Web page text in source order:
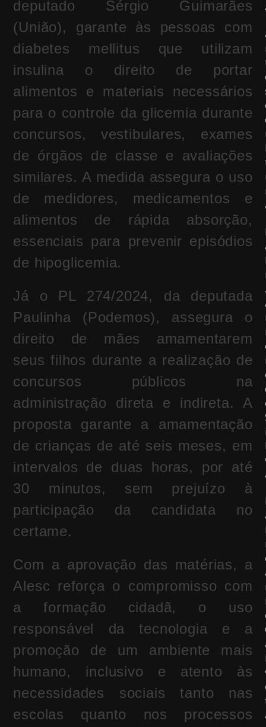
deputado Sérgio Guimarães
(União), garante às pessoas com
diabetes mellitus que utilizam
insulina o direito de portar
alimentos e materiais necessários
para o controle da glicemia durante
concursos, vestibulares, exames
de órgãos de classe e avaliações
similares. A medida assegura o uso
de medidores, medicamentos e
alimentos de rápida absorção,
essenciais para prevenir episódios
de hipoglicemia.
Já o PL 274/2024, da deputada
Paulinha (Podemos), assegura o
direito de mães amamentarem
seus filhos durante a realização de
concursos públicos na
administração direta e indireta. A
proposta garante a amamentação
de crianças de até seis meses, em
intervalos de duas horas, por até
30 minutos, sem prejuízo à
participação da candidata no
certame.
Com a aprovação das matérias, a
Alesc reforça o compromisso com
a formação cidadã, o uso
responsável da tecnologia e a
promoção de um ambiente mais
humano, inclusivo e atento às
necessidades sociais tanto nas
escolas quanto nos processos